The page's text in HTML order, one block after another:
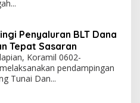
Penyaluran BLT Dana
Tepat Sasaran
Koramil 0602-
pendampingan
Tunai Dan...